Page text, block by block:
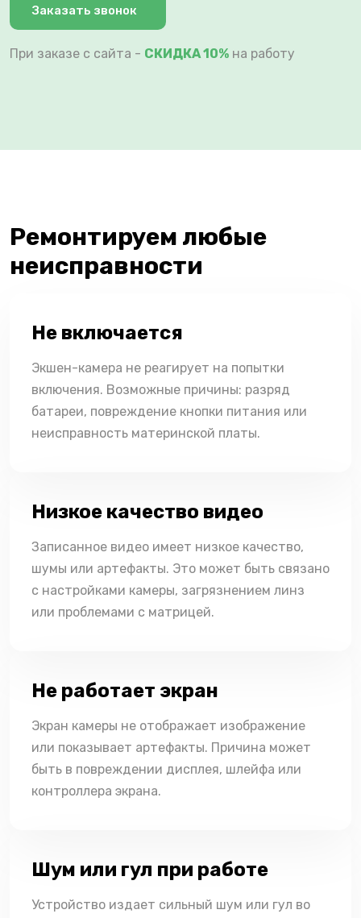
Заказать звонок
При заказе с сайта - СКИДКА 10% на работу
Ремонтируем любые
неисправности
Не включается
Экшен-камера не реагирует на попытки
включения. Возможные причины: разряд
батареи, повреждение кнопки питания или
неисправность материнской платы.
Низкое качество видео
Записанное видео имеет низкое качество,
шумы или артефакты. Это может быть связано
с настройками камеры, загрязнением линз
или проблемами с матрицей.
Не работает экран
Экран камеры не отображает изображение
или показывает артефакты. Причина может
быть в повреждении дисплея, шлейфа или
контроллера экрана.
Шум или гул при работе
Устройство издает сильный шум или гул во